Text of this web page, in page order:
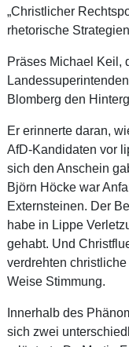
„Christlicher
rhetorische
Präses Michael Keil,
Blomberg den
Er erinnerte daran,
AfD-Kandidaten vor
sich den Anschein
Björn Höcke war
Externsteinen. Der
habe in Lippe
gehabt. Und
verdrehten
Weise Stimmung.
Innerhalb des
sich zwei